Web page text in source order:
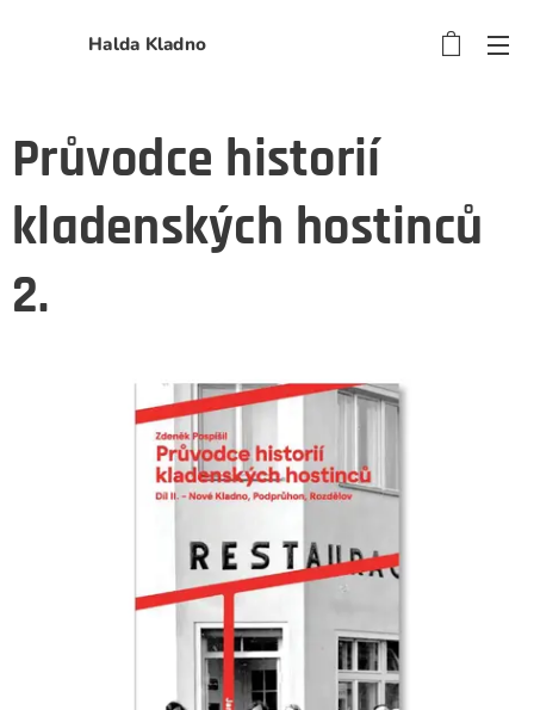
Halda Kladno
Průvodce historií
kladenských hostinců
2.